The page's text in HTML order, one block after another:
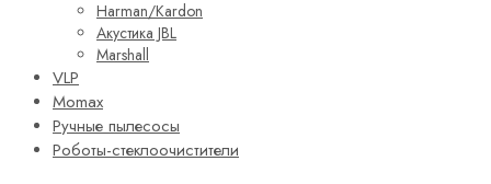
Harman/Kardon
Акустика JBL
Marshall
VLP
Momax
Ручные пылесосы
Роботы-стеклоочистители